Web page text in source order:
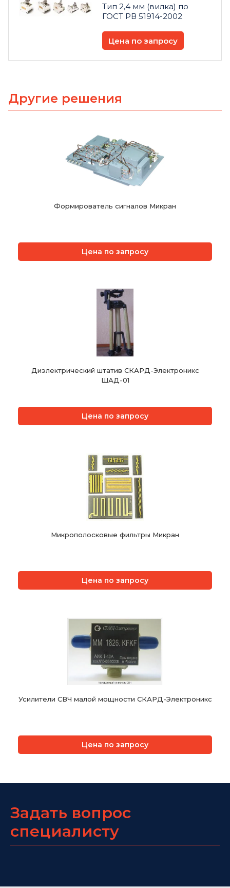
Тип 2,4 мм (вилка) по
ГОСТ РВ 51914-2002
Цена по запросу
Другие решения
Формирователь сигналов Микран
Цена по запросу
Диэлектрический штатив СКАРД-Электроникс
ШАД-01
Цена по запросу
Микрополосковые фильтры Микран
Цена по запросу
Усилители СВЧ малой мощности СКАРД-Электроникс
Цена по запросу
Задать вопрос
специалисту